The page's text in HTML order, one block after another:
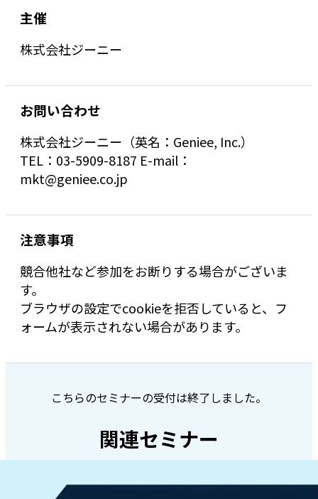
主催
株式会社ジーニー
お問い合わせ
株式会社ジーニー（英名：Geniee, Inc.）
TEL：03-5909-8187 E-mail：
mkt@geniee.co.jp
注意事項
競合他社など参加をお断りする場合がございま
す。
ブラウザの設定でcookieを拒否していると、フ
ォームが表示されない場合があります。
こちらのセミナーの受付は終了しました。
関連セミナー